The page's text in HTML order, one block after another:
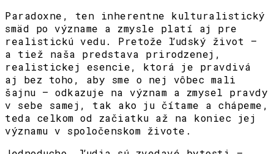
Paradoxne, ten inherentne kulturalistický
smäd po význame a zmysle platí aj pre
realistickú vedu. Pretože ľudský život –
a tiež naša predstava prirodzenej,
realistickej esencie, ktorá je pravdivá
aj bez toho, aby sme o nej vôbec mali
šajnu – odkazuje na význam a zmysel pravdy
v sebe samej, tak ako ju čítame a chápeme,
teda celkom od začiatku až na koniec jej
významu v spoločenskom živote.